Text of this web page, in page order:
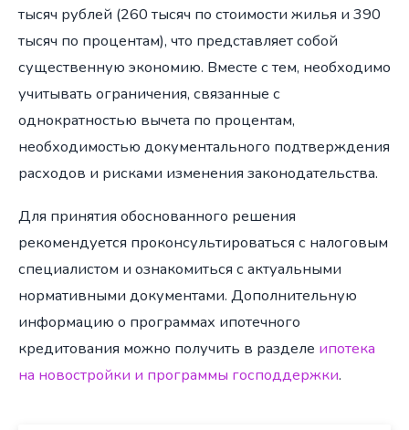
тысяч рублей (260 тысяч по стоимости жилья и 390
тысяч по процентам), что представляет собой
существенную экономию. Вместе с тем, необходимо
учитывать ограничения, связанные с
однократностью вычета по процентам,
необходимостью документального подтверждения
расходов и рисками изменения законодательства.
Для принятия обоснованного решения
рекомендуется проконсультироваться с налоговым
специалистом и ознакомиться с актуальными
нормативными документами. Дополнительную
информацию о программах ипотечного
кредитования можно получить в разделе ипотека
на новостройки и программы господдержки.